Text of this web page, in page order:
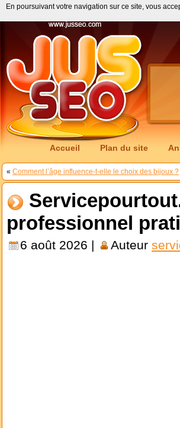
Accueil Plan du site
« Comment l’âge influence-t-elle le choix des bijoux ?
professionnel
6 août 2026 | Auteur
En poursuivant votre navigation sur ce site, vous